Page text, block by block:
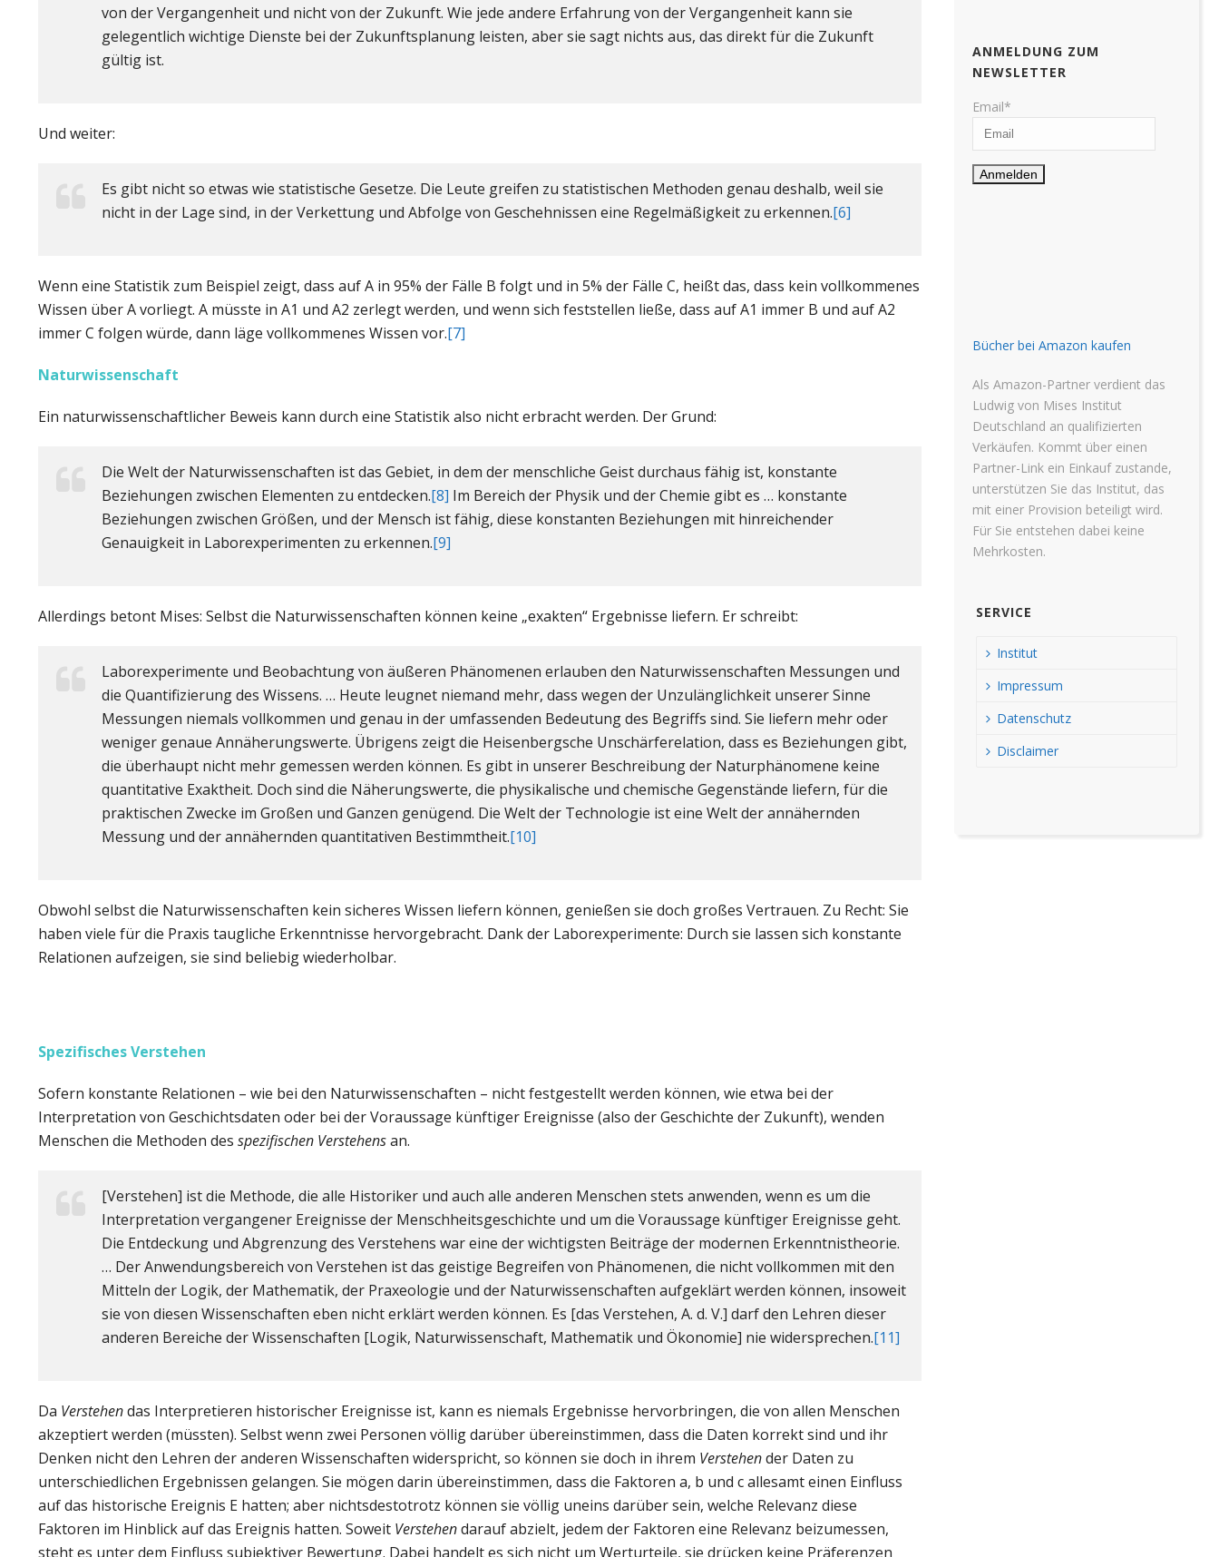
von der Vergangenheit und nicht von der Zukunft. Wie jede andere Erfahrung von der Vergangenheit kann sie
gelegentlich wichtige Dienste bei der Zukunftsplanung leisten, aber sie sagt nichts aus, das direkt für die Zukunft
gültig ist.
Und weiter:
Es gibt nicht so etwas wie statistische Gesetze. Die Leute greifen zu statistischen Methoden genau deshalb, weil sie
nicht in der Lage sind, in der Verkettung und Abfolge von Geschehnissen eine Regelmäßigkeit zu erkennen.[6]
Wenn eine Statistik zum Beispiel zeigt, dass auf A in 95% der Fälle B folgt und in 5% der Fälle C, heißt das, dass kein vollkommenes
Wissen über A vorliegt. A müsste in A1 und A2 zerlegt werden, und wenn sich feststellen ließe, dass auf A1 immer B und auf A2
immer C folgen würde, dann läge vollkommenes Wissen vor.[7]
Naturwissenschaft
Ein naturwissenschaftlicher Beweis kann durch eine Statistik also nicht erbracht werden. Der Grund:
Die Welt der Naturwissenschaften ist das Gebiet, in dem der menschliche Geist durchaus fähig ist, konstante
Beziehungen zwischen Elementen zu entdecken.[8] Im Bereich der Physik und der Chemie gibt es … konstante
Beziehungen zwischen Größen, und der Mensch ist fähig, diese konstanten Beziehungen mit hinreichender
Genauigkeit in Laborexperimenten zu erkennen.[9]
Allerdings betont Mises: Selbst die Naturwissenschaften können keine „exakten“ Ergebnisse liefern. Er schreibt:
Laborexperimente und Beobachtung von äußeren Phänomenen erlauben den Naturwissenschaften Messungen und
die Quantifizierung des Wissens. … Heute leugnet niemand mehr, dass wegen der Unzulänglichkeit unserer Sinne
Messungen niemals vollkommen und genau in der umfassenden Bedeutung des Begriffs sind. Sie liefern mehr oder
weniger genaue Annäherungswerte. Übrigens zeigt die Heisenbergsche Unschärferelation, dass es Beziehungen gibt,
die überhaupt nicht mehr gemessen werden können. Es gibt in unserer Beschreibung der Naturphänomene keine
quantitative Exaktheit. Doch sind die Näherungswerte, die physikalische und chemische Gegenstände liefern, für die
praktischen Zwecke im Großen und Ganzen genügend. Die Welt der Technologie ist eine Welt der annähernden
Messung und der annähernden quantitativen Bestimmtheit.[10]
Obwohl selbst die Naturwissenschaften kein sicheres Wissen liefern können, genießen sie doch großes Vertrauen. Zu Recht: Sie
haben viele für die Praxis taugliche Erkenntnisse hervorgebracht. Dank der Laborexperimente: Durch sie lassen sich konstante
Relationen aufzeigen, sie sind beliebig wiederholbar.
Spezifisches Verstehen
Sofern konstante Relationen – wie bei den Naturwissenschaften – nicht festgestellt werden können, wie etwa bei der
Interpretation von Geschichtsdaten oder bei der Voraussage künftiger Ereignisse (also der Geschichte der Zukunft), wenden
Menschen die Methoden des spezifischen Verstehensan.
[Verstehen] ist die Methode, die alle Historiker und auch alle anderen Menschen stets anwenden, wenn es um die
Interpretation vergangener Ereignisse der Menschheitsgeschichte und um die Voraussage künftiger Ereignisse geht.
Die Entdeckung und Abgrenzung des Verstehens war eine der wichtigsten Beiträge der modernen Erkenntnistheorie.
… Der Anwendungsbereich von Verstehen ist das geistige Begreifen von Phänomenen, die nicht vollkommen mit den
Mitteln der Logik, der Mathematik, der Praxeologie und der Naturwissenschaften aufgeklärt werden können, insoweit
sie von diesen Wissenschaften eben nicht erklärt werden können. Es [das Verstehen, A. d. V.] darf den Lehren dieser
anderen Bereiche der Wissenschaften [Logik, Naturwissenschaft, Mathematik und Ökonomie] nie widersprechen.[11]
Da Verstehendas Interpretieren historischer Ereignisse ist, kann es niemals Ergebnisse hervorbringen, die von allen Menschen
akzeptiert werden (müssten). Selbst wenn zwei Personen völlig darüber übereinstimmen, dass die Daten korrekt sind und ihr
Denken nicht den Lehren der anderen Wissenschaften widerspricht, so können sie doch in ihrem Verstehender Daten zu
unterschiedlichen Ergebnissen gelangen. Sie mögen darin übereinstimmen, dass die Faktoren a, b und c allesamt einen Einfluss
auf das historische Ereignis E hatten; aber nichtsdestotrotz können sie völlig uneins darüber sein, welche Relevanz diese
Faktoren im Hinblick auf das Ereignis hatten. Soweit Verstehendarauf abzielt, jedem der Faktoren eine Relevanz beizumessen,
steht es unter dem Einfluss subjektiver Bewertung. Dabei handelt es sich nicht um Werturteile, sie drücken keine Präferenzen
ANMELDUNG ZUM
NEWSLETTER
Email*
Bücher bei Amazon kaufen
Als Amazon-Partner verdient das
Ludwig von Mises Institut
Deutschland an qualifizierten
Verkäufen. Kommt über einen
Partner-Link ein Einkauf zustande,
unterstützen Sie das Institut, das
mit einer Provision beteiligt wird.
Für Sie entstehen dabei keine
Mehrkosten.
SERVICE
Institut
Impressum
Datenschutz
Disclaimer